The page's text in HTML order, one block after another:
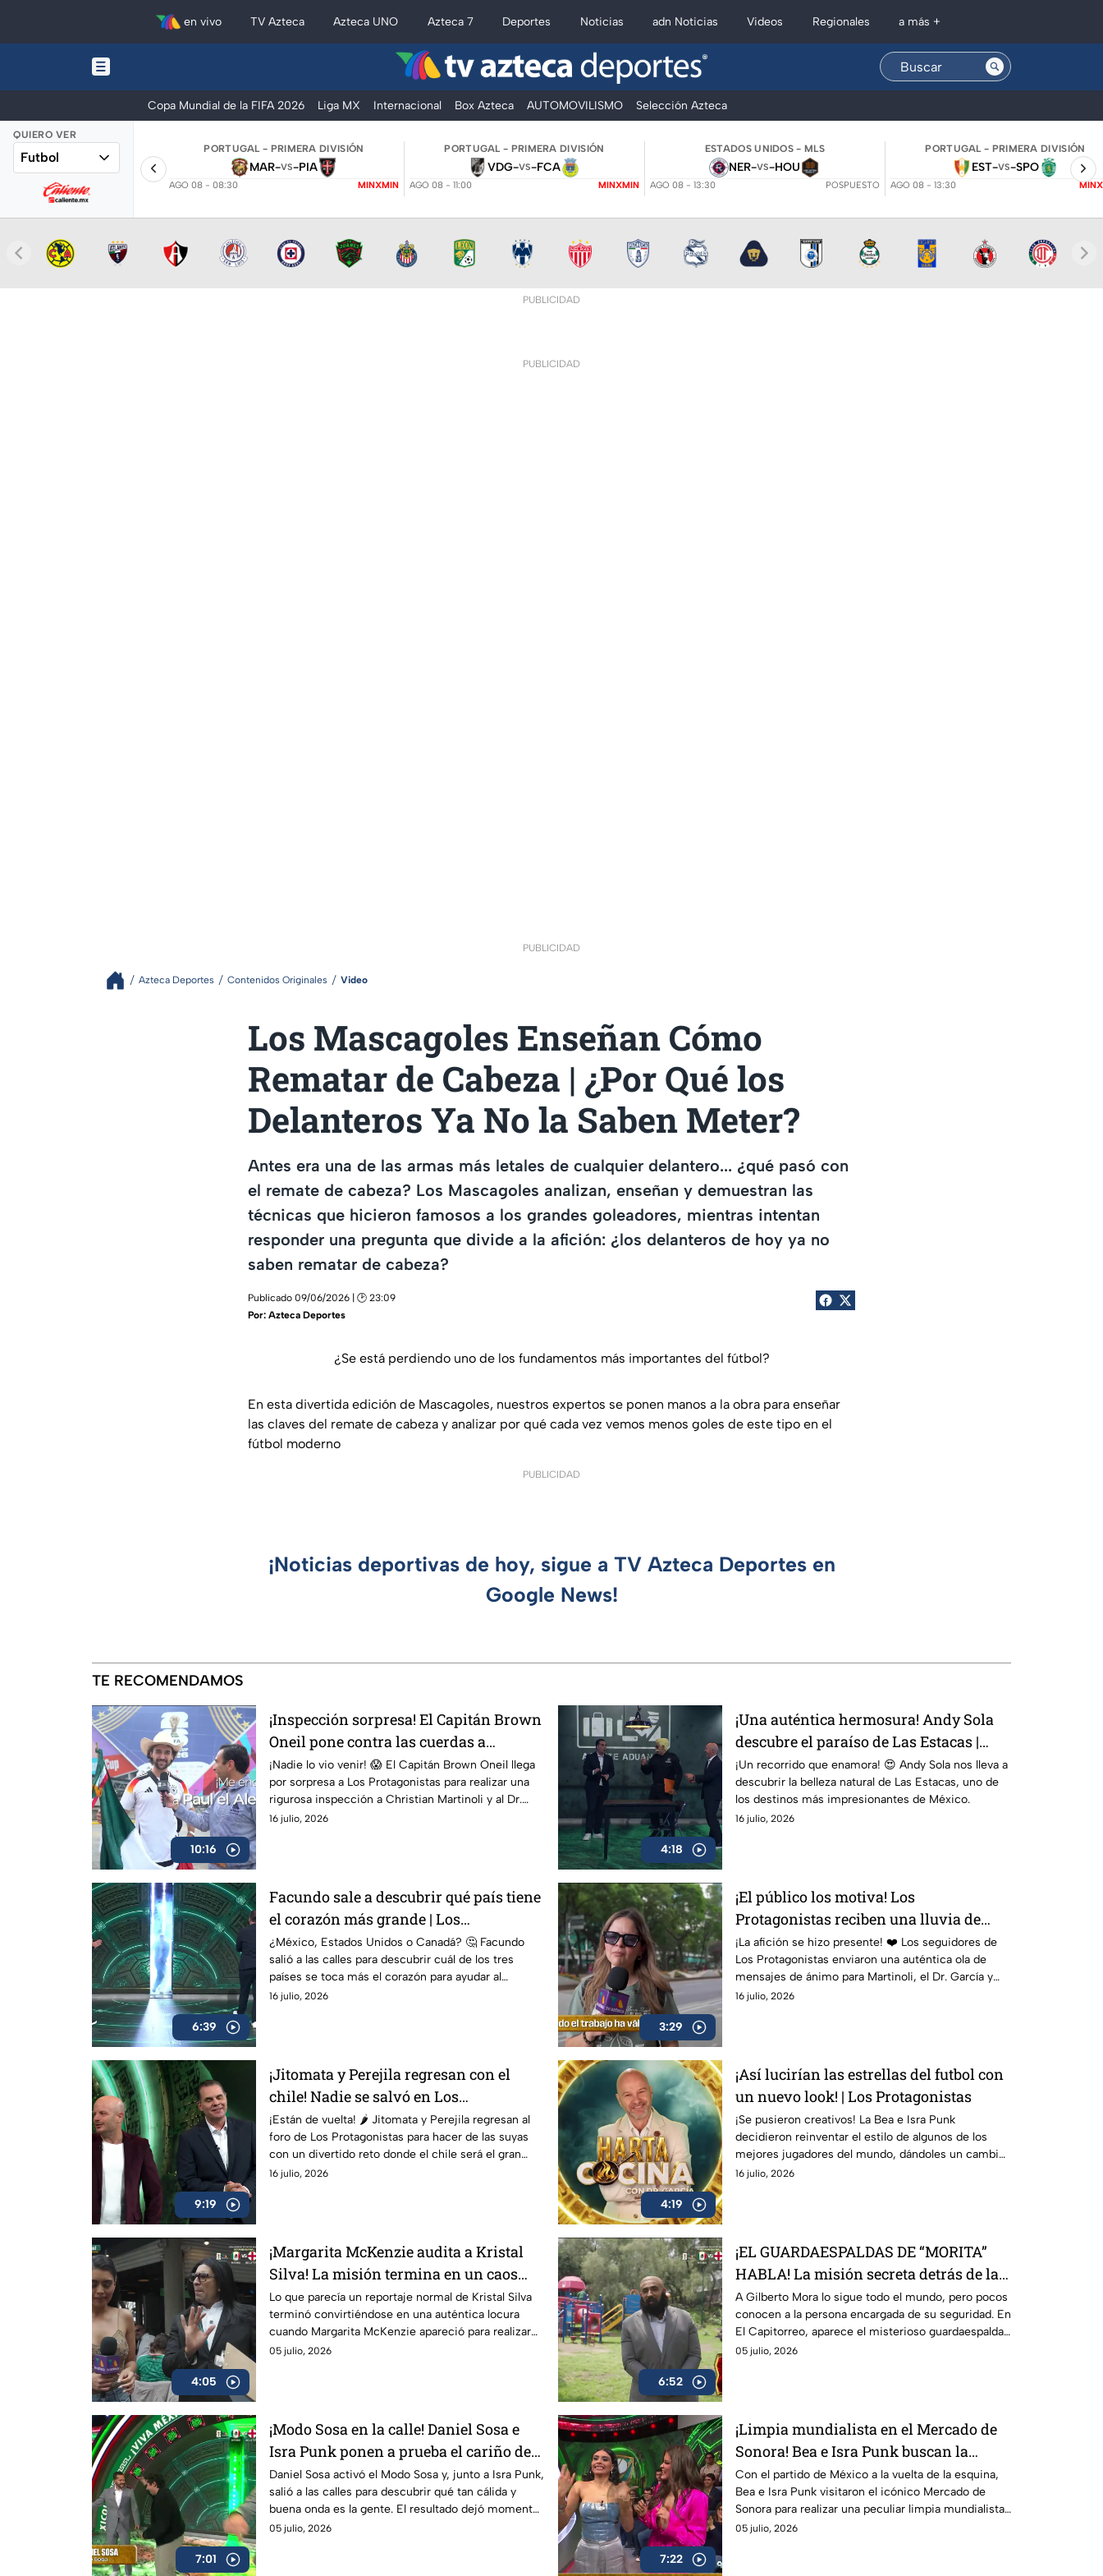
en vivo TV Azteca Azteca UNO Azteca 7 Deportes Noticias adn Noticias Videos Regionales a más +
Copa Mundial de la FIFA 2026 Liga MX Internacional Box Azteca AUTOMOVILISMO Selección Azteca
QUIERO VER
Futbol
PORTUGAL - PRIMERA DIVISIÓN
MAR-VS-PIA
AGO 08 - 08:30 MINXMIN
PORTUGAL - PRIMERA DIVISIÓN
VDG-VS-FCA
AGO 08 - 11:00 MINXMIN
ESTADOS UNIDOS - MLS
NER-VS-HOU
AGO 08 - 13:30 POSPUESTO
PORTUGAL - PRIMERA DIVISIÓN
EST-VS-SPO
AGO 08 - 13:30
PUBLICIDAD
PUBLICIDAD
PUBLICIDAD
Azteca Deportes Contenidos Originales Video
Los Mascagoles Enseñan Cómo
Rematar de Cabeza | ¿Por Qué los
Delanteros Ya No la Saben Meter?
Antes era una de las armas más letales de cualquier delantero... ¿qué pasó con
el remate de cabeza? Los Mascagoles analizan, enseñan y demuestran las
técnicas que hicieron famosos a los grandes goleadores, mientras intentan
responder una pregunta que divide a la afición: ¿los delanteros de hoy ya no
saben rematar de cabeza?
Publicado 09/06/2026 | 🕑 23:09
Por: Azteca Deportes
¿Se está perdiendo uno de los fundamentos más importantes del fútbol?
En esta divertida edición de Mascagoles, nuestros expertos se ponen manos a la obra para enseñar
las claves del remate de cabeza y analizar por qué cada vez vemos menos goles de este tipo en el
fútbol moderno
PUBLICIDAD
¡Noticias deportivas de hoy, sigue a TV Azteca Deportes en
Google News!
TE RECOMENDAMOS
10:16
¡Inspección sorpresa! El Capitán Brown
Oneil pone contra las cuerdas a
Martinoli y al Dr. García
¡Nadie lo vio venir! 😱 El Capitán Brown Oneil llega
por sorpresa a Los Protagonistas para realizar una
rigurosa inspección a Christian Martinoli y al Dr.
García.
16 julio, 2026
4:18
¡Una auténtica hermosura! Andy Sola
descubre el paraíso de Las Estacas |
TransportAndyng
¡Un recorrido que enamora! 😍 Andy Sola nos lleva a
descubrir la belleza natural de Las Estacas, uno de
los destinos más impresionantes de México.
16 julio, 2026
6:39
Facundo sale a descubrir qué país tiene
el corazón más grande | Los
Protagonistas
¿México, Estados Unidos o Canadá? 🤔 Facundo
salió a las calles para descubrir cuál de los tres
países se toca más el corazón para ayudar al
prójimo.
16 julio, 2026
3:29
¡El público los motiva! Los
Protagonistas reciben una lluvia de
mensajes de apoyo
¡La afición se hizo presente! ❤️ Los seguidores de
Los Protagonistas enviaron una auténtica ola de
mensajes de ánimo para Martinoli, el Dr. García y
todo el equipo... ¡y vaya que los necesitaban!
16 julio, 2026
9:19
¡Jitomata y Perejila regresan con el
chile! Nadie se salvó en Los
Protagonistas
¡Están de vuelta! 🌶️ Jitomata y Perejila regresan al
foro de Los Protagonistas para hacer de las suyas
con un divertido reto donde el chile será el gran
protagonista.
16 julio, 2026
4:19
¡Así lucirían las estrellas del futbol con
un nuevo look! | Los Protagonistas
¡Se pusieron creativos! La Bea e Isra Punk
decidieron reinventar el estilo de algunos de los
mejores jugadores del mundo, dándoles un cambio
de imagen que desató las risas.
16 julio, 2026
4:05
¡Margarita McKenzie audita a Kristal
Silva! La misión termina en un caos
total
Lo que parecía un reportaje normal de Kristal Silva
terminó convirtiéndose en una auténtica locura
cuando Margarita McKenzie apareció para realizar
una inesperada auditoría llena de ocurrencias y
05 julio, 2026
6:52
¡EL GUARDAESPALDAS DE “MORITA”
HABLA! La misión secreta detrás de la
joya mexicana
A Gilberto Mora lo sigue todo el mundo, pero pocos
conocen a la persona encargada de su seguridad. En
El Capitorreo, aparece el misterioso guardaespaldas
de “Morita” para revelar detalles de una misión que
05 julio, 2026
7:01
¡Modo Sosa en la calle! Daniel Sosa e
Isra Punk ponen a prueba el cariño de
la bandita
Daniel Sosa activó el Modo Sosa y, junto a Isra Punk,
salió a las calles para descubrir qué tan cálida y
buena onda es la gente. El resultado dejó momentos
divertidos, inesperados y muy mexicanos.
05 julio, 2026
7:22
¡Limpia mundialista en el Mercado de
Sonora! Bea e Isra Punk buscan la
buena vibra para México
Con el partido de México a la vuelta de la esquina,
Bea e Isra Punk visitaron el icónico Mercado de
Sonora para realizar una peculiar limpia mundialista
y atraer toda la buena energía.
05 julio, 2026